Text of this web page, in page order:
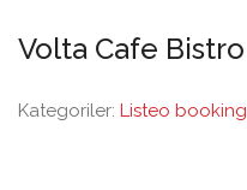
Volta Cafe Bistro
Kategoriler: Listeo booking